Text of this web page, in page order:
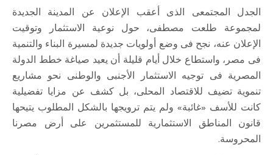
الجدل المجتمعى الذى أعقب الإعلان عن المدينة الجديدة
لمجموعة طلعت مصطفى، حول نوعية الاستثمار وتوقيت
الإعلان عنه، نجح فى وضع أولويات جديدة لمسيرة البناء والتنمية
فى مصر، واستطاع خلال أيام قليلة أن يعيد صياغة خطط الدولة
المصرية فى توجيه الاستثمار الأجنبى والوطنى نحو مشاريع
تنموية تضيف للاقتصاد المحلى، بل كشف عن مزايا تفضيلية
كانت للأسف «غائبة» ولم يتم ترويجها بالشكل المطلوب يتيحها
قانون المناطق الاستثمارية للمستثمرين على أرض مصرنا
المحروسة.